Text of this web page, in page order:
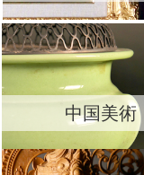
中国美術